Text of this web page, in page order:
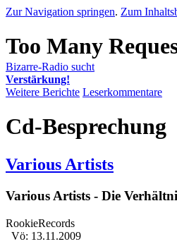
Zur Navigation springen. Zum
Bizarre-Radio sucht
Verstärkung!
Weitere Berichte Leserkommentare
Cd-Besprechung
Various Artists
Various Artists - Die
RookieRecords
Vö: 13.11.2009